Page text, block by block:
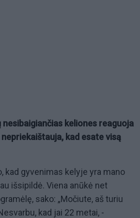
nesibaigiančias keliones reaguoja
kad esate visą
kad gyvenimas kelyje yra mano
išsipildė. Viena anūkė net
sako: „Močiute, aš turiu
kad jai 22 metai, -